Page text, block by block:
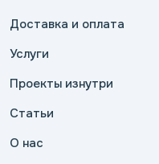
Доставка и оплата
Услуги
Проекты изнутри
Статьи
О нас